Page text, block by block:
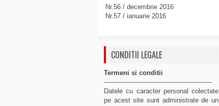
Nr.56 / decembrie 2016
Nr.57 / ianuarie 2016
CONDITII LEGALE
Termeni si conditii
-----------------------------------------------------
Datele cu caracter personal colectate
pe acest site sunt administrate de un